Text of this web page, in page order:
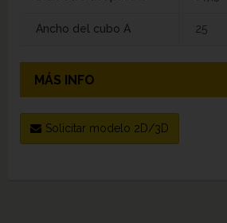
Ancho del cubo A 25
MÁS INFO
Solicitar modelo 2D/3D